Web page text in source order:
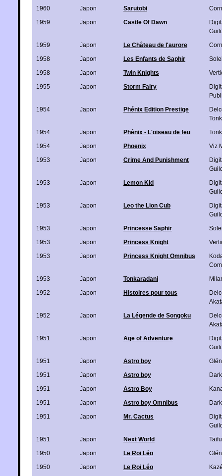
1960
Japon Sarutobi
1959
Japon Castle Of Dawn
1959
Japon Le Château de l'aurore
1958
Japon Les Enfants de Saphir
1958
Japon Twin Knights
1955
Japon Storm Fairy
1954
Japon Phénix Edition Prestige
1954
Japon Phénix - L'oiseau de feu
1954
Japon Phoenix
Viz
1953
Japon Crime And Punishment
1953
Japon Lemon Kid
1953
Japon Leo the Lion Cub
1953
Japon Princesse Saphir
1953
Japon Princess Knight
1953
Japon Princess Knight Omnibus
1953
Japon Tonkaradani
1952
Japon Histoires pour tous
1952
Japon La Légende de Songoku
1951
Japon Age of Adventure
1951
Japon Astro boy
1951
Japon Astro boy
1951
Japon Astro Boy
1951
Japon Astro boy Omnibus
1951
Japon Mr. Cactus
1951
Japon Next World
1950
Japon Le Roi Léo
1950
Japon Le Roi Léo